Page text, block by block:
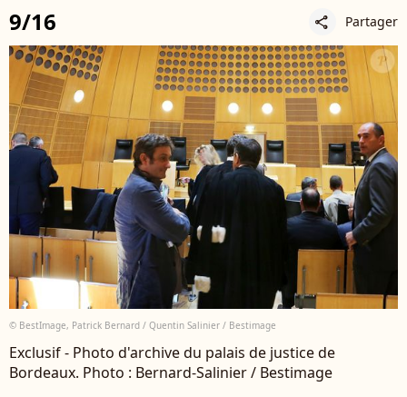
9/16 share Partager
© BestImage, Patrick Bernard / Quentin Salinier / Bestimage
Exclusif - Photo d'archive du palais de justice de
Bordeaux. Photo : Bernard-Salinier / Bestimage